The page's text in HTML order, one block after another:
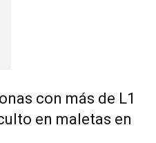
con más de L1
en maletas en